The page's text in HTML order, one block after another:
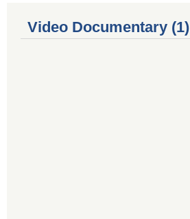
Video Documentary (1)